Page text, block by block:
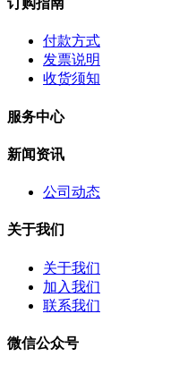
订购指南
付款方式
发票说明
收货须知
服务中心
新闻资讯
公司动态
关于我们
关于我们
加入我们
联系我们
微信公众号